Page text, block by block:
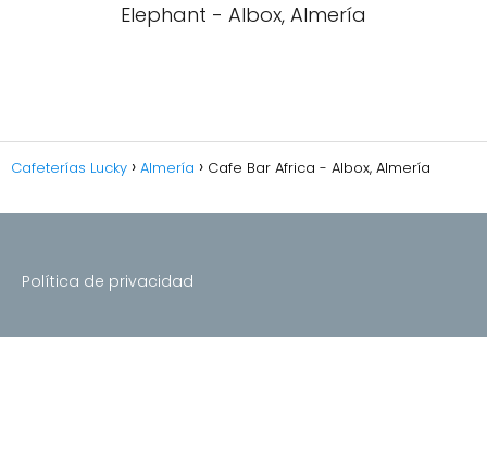
Elephant - Albox, Almería
Cafeterías Lucky Almería Cafe Bar Africa - Albox, Almería
Política de privacidad